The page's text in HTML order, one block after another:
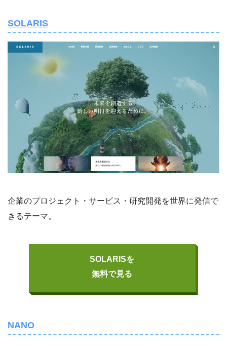
SOLARIS
企業のプロジェクト・サービス・研究開発を世界に発信で
きるテーマ。
SOLARISを
無料で見る
NANO